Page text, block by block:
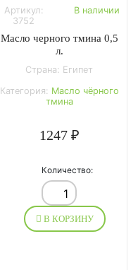
Артикул:
3752
В наличии
Масло черного тмина 0,5
л.
Страна: Египет
Категория: Масло чёрного
тмина
1247 ₽
Количество:
В КОРЗИНУ